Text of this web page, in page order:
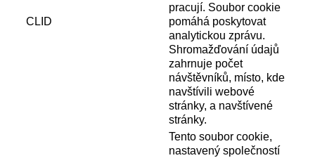
CLID
pracují. Soubor cookie
pomáhá poskytovat
analytickou zprávu.
Shromažďování údajů
zahrnuje počet
návštěvníků, místo, kde
navštívili webové
stránky, a navštívené
stránky.
Tento soubor cookie,
nastavený společností